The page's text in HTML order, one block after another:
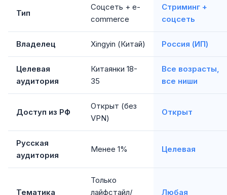
Тип
Соцсеть + e-
commerce
Стриминг +
соцсеть
Владелец Xingyin (Китай) Россия (ИП)
Целевая
аудитория
Китаянки 18-
35
Все возрасты,
все ниши
Доступ из РФ
Открыт (без
VPN)
Открыт
Русская
аудитория
Менее 1% Целевая
Тематика
Только
лайфстайл/
Любая